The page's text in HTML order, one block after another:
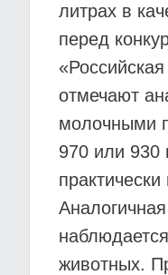
литрах в
перед
отмечают
молочными
970 или 930
животных.